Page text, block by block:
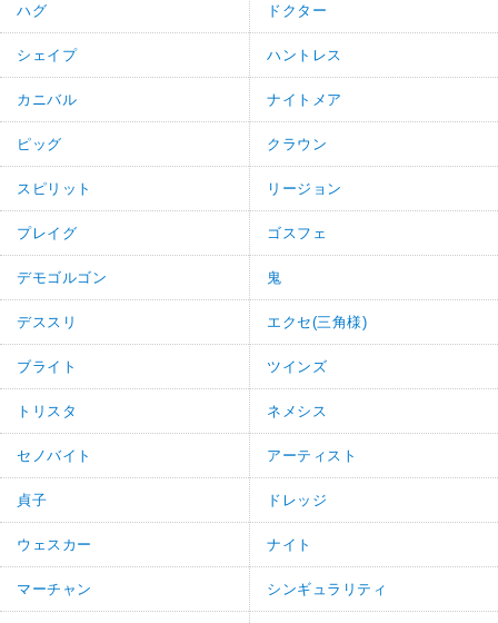
ハグ ドクター
シェイプ ハントレス
カニバル ナイトメア
ピッグ クラウン
スピリット リージョン
プレイグ ゴスフェ
デモゴルゴン 鬼
デススリ エクセ(三角様)
ブライト ツインズ
トリスタ ネメシス
セノバイト アーティスト
貞子 ドレッジ
ウェスカー ナイト
マーチャン シンギュラリティ